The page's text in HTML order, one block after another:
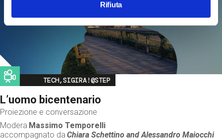
Rifiuta
Image
TECH,SIGIRA!@STEP
L’uomo bicentenario
Proiezione e conversazione
Modera Massimo Temporelli
accompagnato da Chiara Schettino andAlessandro Maiocchi